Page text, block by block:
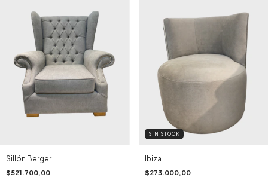
Sillón Berger
$521.700,00
SIN STOCK
Ibiza
$273.000,00